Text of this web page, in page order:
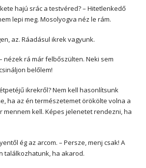
hajú srác a testvéred? – Hitetlenkedő
lepi meg. Mosolyogva néz le rám.
az. Ráadásul ikrek vagyunk.
nézek rá már felbőszülten. Neki sem
belőlem!
ikrekről? Nem kell hasonlítsunk
ha az én természetemet örökölte volna a
mennem kell. Képes jelenetet rendezni, ha
ég az arcom. – Persze, menj csak! A
találkozhatunk, ha akarod.